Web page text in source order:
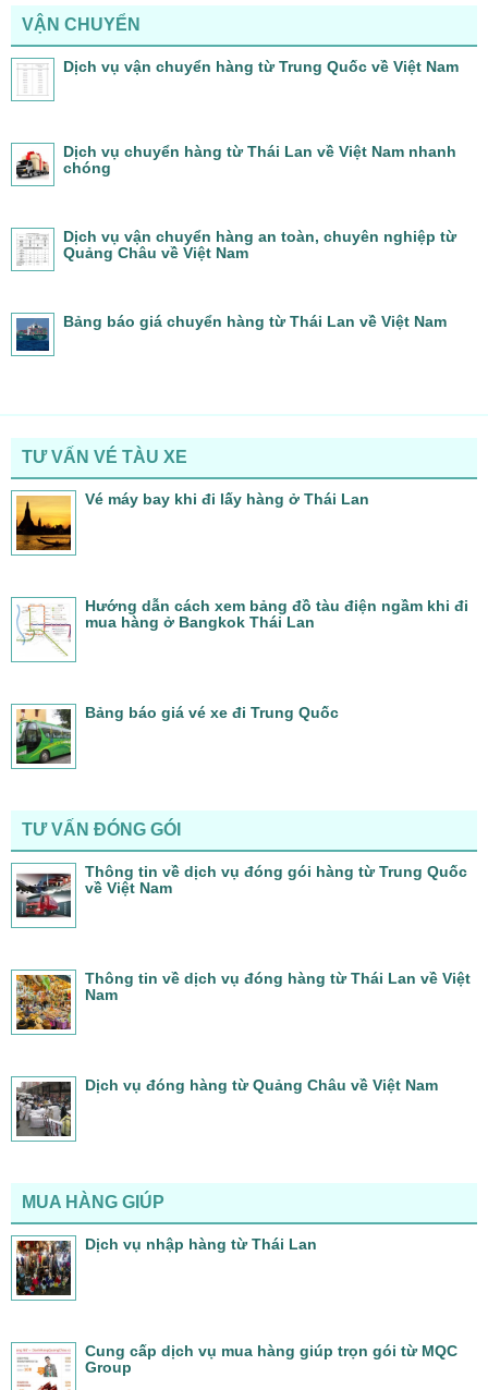
VẬN CHUYỂN
Dịch vụ vận chuyển hàng từ Trung Quốc về Việt Nam
Dịch vụ chuyển hàng từ Thái Lan về Việt Nam nhanh
chóng
Dịch vụ vận chuyển hàng an toàn, chuyên nghiệp từ
Quảng Châu về Việt Nam
Bảng báo giá chuyển hàng từ Thái Lan về Việt Nam
TƯ VẤN VÉ TÀU XE
Vé máy bay khi đi lấy hàng ở Thái Lan
Hướng dẫn cách xem bảng đồ tàu điện ngầm khi đi
mua hàng ở Bangkok Thái Lan
Bảng báo giá vé xe đi Trung Quốc
TƯ VẤN ĐÓNG GÓI
Thông tin về dịch vụ đóng gói hàng từ Trung Quốc
về Việt Nam
Thông tin về dịch vụ đóng hàng từ Thái Lan về Việt
Nam
Dịch vụ đóng hàng từ Quảng Châu về Việt Nam
MUA HÀNG GIÚP
Dịch vụ nhập hàng từ Thái Lan
Cung cấp dịch vụ mua hàng giúp trọn gói từ MQC
Group